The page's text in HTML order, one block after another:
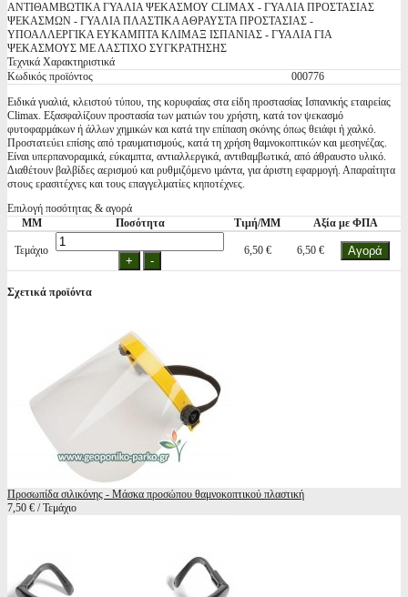
ΑΝΤΙΘΑΜΒΩΤΙΚΑ ΓΥΑΛΙΑ ΨΕΚΑΣΜΟΥ CLIMAX - ΓΥΑΛΙΑ ΠΡΟΣΤΑΣΙΑΣ
ΨΕΚΑΣΜΩΝ - ΓΥΑΛΙΑ ΠΛΑΣΤΙΚΑ ΑΘΡΑΥΣΤΑ ΠΡΟΣΤΑΣΙΑΣ -
ΥΠΟΑΛΛΕΡΓΙΚΑ ΕΥΚΑΜΠΤΑ ΚΛΙΜΑΞ ΙΣΠΑΝΙΑΣ - ΓΥΑΛΙΑ ΓΙΑ
ΨΕΚΑΣΜΟΥΣ ΜΕ ΛΑΣΤΙΧΟ ΣΥΓΚΡΑΤΗΣΗΣ
Τεχνικά Χαρακτηριστικά
Κωδικός προϊόντος
000776
Ειδικά γυαλιά, κλειστού τύπου, της κορυφαίας στα είδη προστασίας Ισπανικής εταιρείας
Climax. Εξασφαλίζουν προστασία των ματιών του χρήστη, κατά τον ψεκασμό
φυτοφαρμάκων ή άλλων χημικών και κατά την επίπαση σκόνης όπως θειάφι ή χαλκό.
Προστατεύει επίσης από τραυματισμούς, κατά τη χρήση θαμνοκοπτικών και μεσηνέζας.
Είναι υπερπανοραμικά, εύκαμπτα, αντιαλλεργικά, αντιθαμβωτικά, από άθραυστο υλικό.
Διαθέτουν βαλβίδες αερισμού και ρυθμιζόμενο ιμάντα, για άριστη εφαρμογή. Απαραίτητα
στους ερασιτέχνες και τους επαγγελματίες κηποτέχνες.
Επιλογή ποσότητας & αγορά
ΜΜ
Ποσότητα Τιμή/ΜΜ Αξία με ΦΠΑ
Τεμάχιο 6,50 € 6,50 €
Σχετικά προϊόντα
Προσωπίδα σιλικόνης - Μάσκα προσώπου θαμνοκοπτικού πλαστική
7,50 € / Τεμάχιο